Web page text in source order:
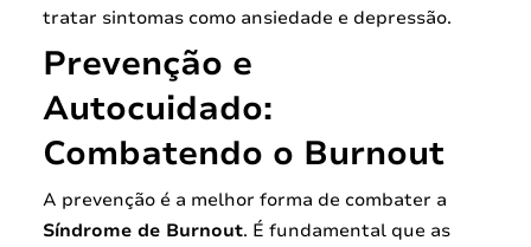
tratar sintomas como ansiedade e depressão.
Prevenção e
Autocuidado:
Combatendo o Burnout
A prevenção é a melhor forma de combater a
Síndrome de Burnout. É fundamental que as